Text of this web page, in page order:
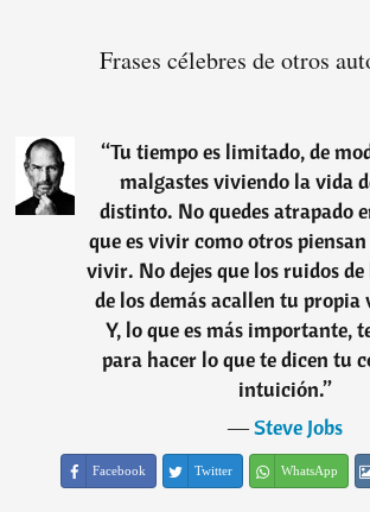
Frases célebres de otros
“Tu tiempo es limitado, de
malgastes viviendo la vida
distinto. No quedes atrapado
que es vivir como otros
vivir. No dejes que los ruidos
de los demás acallen tu
Y, lo que es más importante,
para hacer lo que te dicen tu
intuición.”
―Steve Jobs
Facebook Twitter WhatsApp